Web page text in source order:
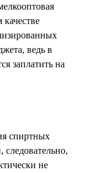
ведь в
заплатить на
спиртных
не